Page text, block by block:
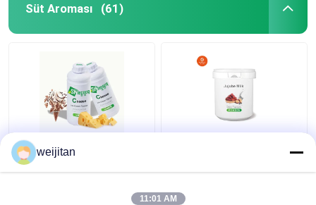
Süt Aroması (61)
Dondurma için Gıda
Sınıfı Sıvı Peynir
Gıda katkı maddesi Su /
Aroması
weijitan
11:01 AM